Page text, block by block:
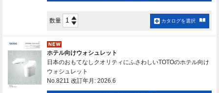
数量 カタログを選択
ホテル向けウォシュレット
日本のおもてなしクオリティにふさわしいTOTOのホテル向け
ウォシュレット
No.8211 改訂年月: 2026.6